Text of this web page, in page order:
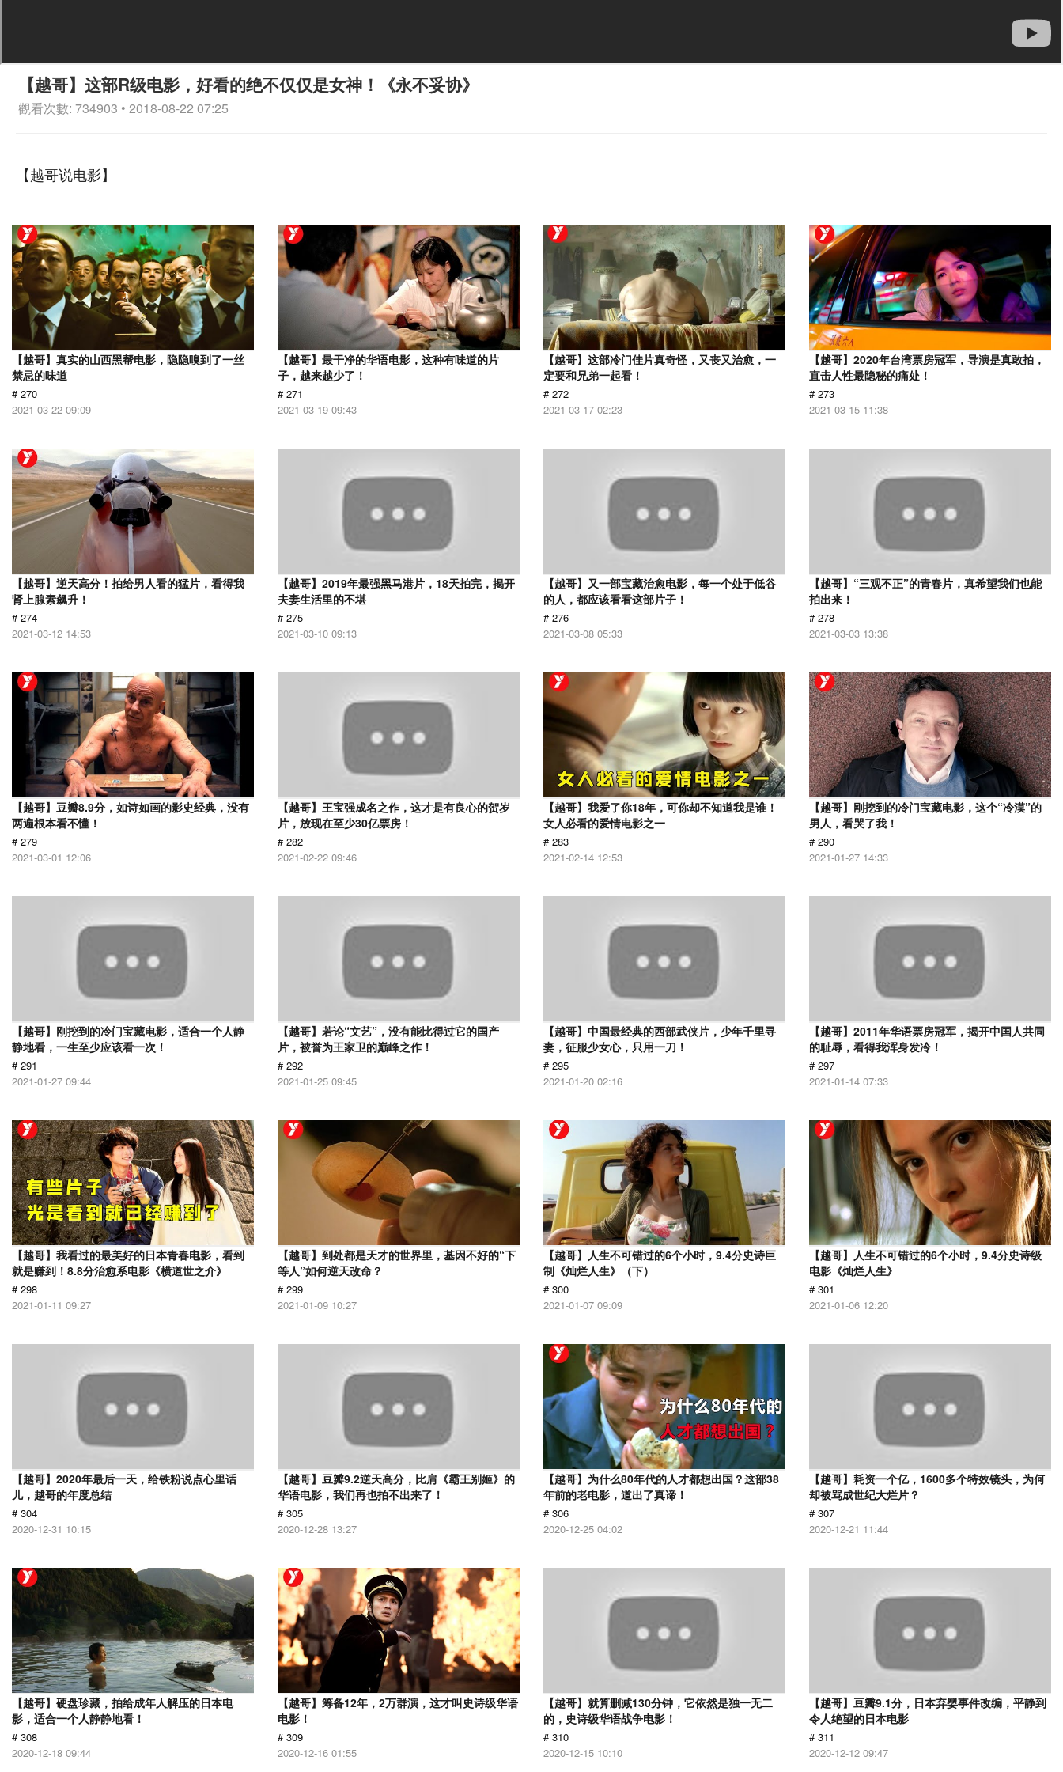
【越哥】这部R级电影，好看的绝不仅仅是女神！《永不妥协》
觀看次數: 734903 • 2018-08-22 07:25
【越哥说电影】
【越哥】真实的山西黑帮电影，隐隐嗅到了一丝
禁忌的味道
# 270
2021-03-22 09:09
【越哥】最干净的华语电影，这种有味道的片
子，越来越少了！
# 271
2021-03-19 09:43
【越哥】这部冷门佳片真奇怪，又丧又治愈，一
定要和兄弟一起看！
# 272
2021-03-17 02:23
【越哥】2020年台湾票房冠军，导演是真敢拍，
直击人性最隐秘的痛处！
# 273
2021-03-15 11:38
【越哥】逆天高分！拍给男人看的猛片，看得我
肾上腺素飙升！
# 274
2021-03-12 14:53
【越哥】2019年最强黑马港片，18天拍完，揭开
夫妻生活里的不堪
# 275
2021-03-10 09:13
【越哥】又一部宝藏治愈电影，每一个处于低谷
的人，都应该看看这部片子！
# 276
2021-03-08 05:33
【越哥】“三观不正”的青春片，真希望我们也能
拍出来！
# 278
2021-03-03 13:38
【越哥】豆瓣8.9分，如诗如画的影史经典，没有
两遍根本看不懂！
# 279
2021-03-01 12:06
【越哥】王宝强成名之作，这才是有良心的贺岁
片，放现在至少30亿票房！
# 282
2021-02-22 09:46
【越哥】我爱了你18年，可你却不知道我是谁！
女人必看的爱情电影之一
# 283
2021-02-14 12:53
【越哥】刚挖到的冷门宝藏电影，这个“冷漠”的
男人，看哭了我！
# 290
2021-01-27 14:33
【越哥】刚挖到的冷门宝藏电影，适合一个人静
静地看，一生至少应该看一次！
# 291
2021-01-27 09:44
【越哥】若论“文艺”，没有能比得过它的国产
片，被誉为王家卫的巅峰之作！
# 292
2021-01-25 09:45
【越哥】中国最经典的西部武侠片，少年千里寻
妻，征服少女心，只用一刀！
# 295
2021-01-20 02:16
【越哥】2011年华语票房冠军，揭开中国人共同
的耻辱，看得我浑身发冷！
# 297
2021-01-14 07:33
【越哥】我看过的最美好的日本青春电影，看到
就是赚到！8.8分治愈系电影《横道世之介》
# 298
2021-01-11 09:27
【越哥】到处都是天才的世界里，基因不好的“下
等人”如何逆天改命？
# 299
2021-01-09 10:27
【越哥】人生不可错过的6个小时，9.4分史诗巨
制《灿烂人生》（下）
# 300
2021-01-07 09:09
【越哥】人生不可错过的6个小时，9.4分史诗级
电影《灿烂人生》
# 301
2021-01-06 12:20
【越哥】2020年最后一天，给铁粉说点心里话
儿，越哥的年度总结
# 304
2020-12-31 10:15
【越哥】豆瓣9.2逆天高分，比肩《霸王别姬》的
华语电影，我们再也拍不出来了！
# 305
2020-12-28 13:27
【越哥】为什么80年代的人才都想出国？这部38
年前的老电影，道出了真谛！
# 306
2020-12-25 04:02
【越哥】耗资一个亿，1600多个特效镜头，为何
却被骂成世纪大烂片？
# 307
2020-12-21 11:44
【越哥】硬盘珍藏，拍给成年人解压的日本电
影，适合一个人静静地看！
# 308
2020-12-18 09:44
【越哥】筹备12年，2万群演，这才叫史诗级华语
电影！
# 309
2020-12-16 01:55
【越哥】就算删减130分钟，它依然是独一无二
的，史诗级华语战争电影！
# 310
2020-12-15 10:10
【越哥】豆瓣9.1分，日本弃婴事件改编，平静到
令人绝望的日本电影
# 311
2020-12-12 09:47